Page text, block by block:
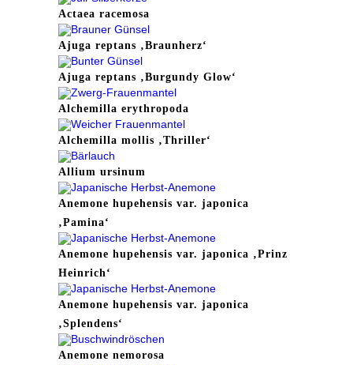
Actaea racemosa
Ajuga reptans ‚Braunherz‘
Ajuga reptans ‚Burgundy Glow‘
Alchemilla erythropoda
Alchemilla mollis ‚Thriller‘
Allium ursinum
Anemone hupehensis var. japonica
‚Pamina‘
Anemone hupehensis var. japonica ‚Prinz
Heinrich‘
Anemone hupehensis var. japonica
‚Splendens‘
Anemone nemorosa